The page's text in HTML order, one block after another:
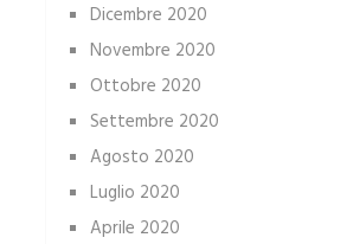
Dicembre 2020
Novembre 2020
Ottobre 2020
Settembre 2020
Agosto 2020
Luglio 2020
Aprile 2020